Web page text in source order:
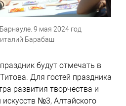
9 мая 2024 год
Барабаш
будут отмечать в
Для гостей праздника
развития творчества и
№3, Алтайского